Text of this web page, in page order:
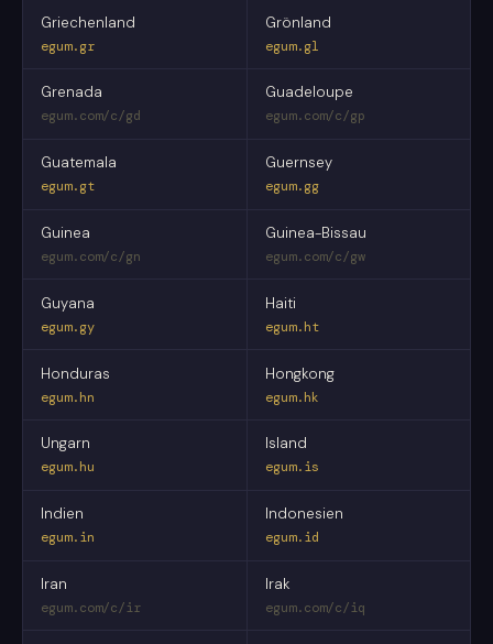
Griechenland
egum.gr
Grönland
egum.gl
Grenada
egum.com/c/gd
Guadeloupe
egum.com/c/gp
Guatemala
egum.gt
Guernsey
egum.gg
Guinea
egum.com/c/gn
Guinea-Bissau
egum.com/c/gw
Guyana
egum.gy
Haiti
egum.ht
Honduras
egum.hn
Hongkong
egum.hk
Ungarn
egum.hu
Island
egum.is
Indien
egum.in
Indonesien
egum.id
Iran
egum.com/c/ir
Irak
egum.com/c/iq